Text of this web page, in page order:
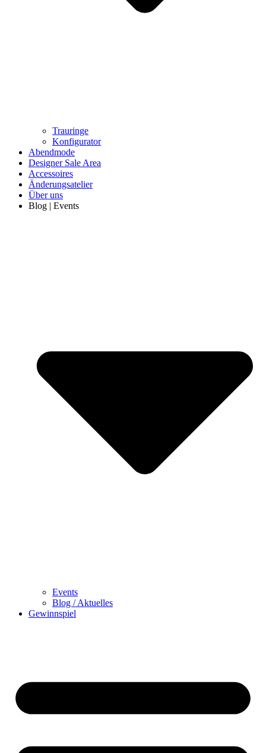
Trauringe
Konfigurator
Abendmode
Designer Sale Area
Accessoires
Änderungsatelier
Über uns
Blog | Events
Events
Blog / Aktuelles
Gewinnspiel